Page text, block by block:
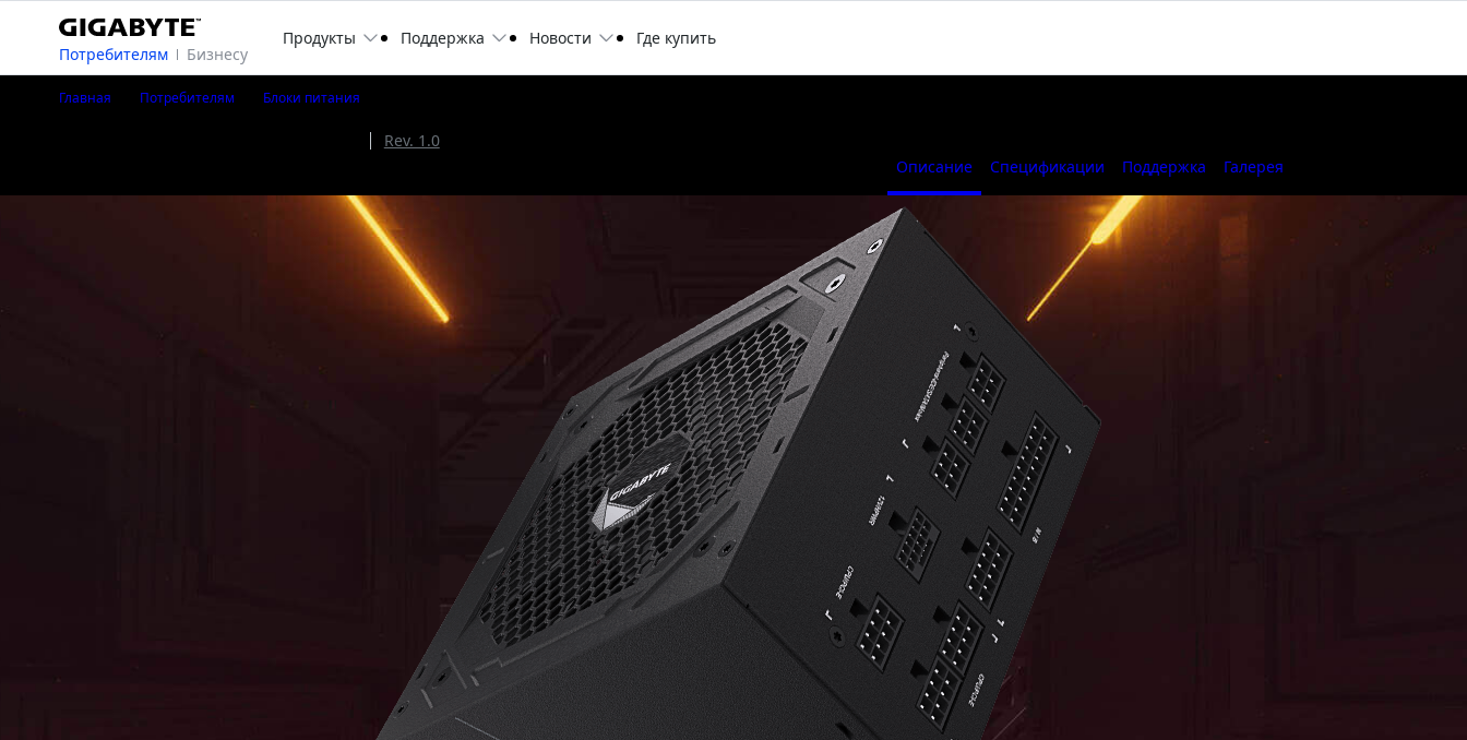
Потребителям Бизнесу
Продукты Поддержка Новости Где купить
Главная Потребителям Блоки питания
Rev. 1.0
Описание Спецификации Поддержка Галерея